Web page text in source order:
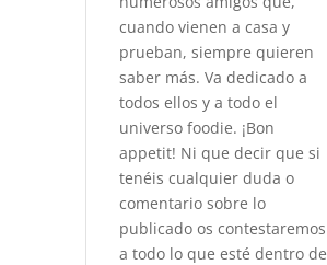
cuando vienen a casa y
prueban, siempre quieren
saber más. Va dedicado a
todos ellos y a todo el
universo foodie. ¡Bon
appetit! Ni que decir que si
tenéis cualquier duda o
comentario sobre lo
publicado os contestaremos
a todo lo que esté dentro de